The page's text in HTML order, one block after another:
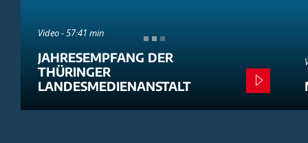
Video - 57:41 min
JAHRESEMPFANG DER
THÜRINGER
LANDESMEDIENANSTALT